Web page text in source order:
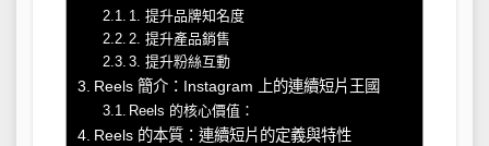
1. 提升品牌知名度
2. 提升產品銷售
3. 提升粉絲互動
Reels 簡介：Instagram 上的連續短片王國
Reels 的核心價值：
Reels 的本質：連續短片的定義與特性